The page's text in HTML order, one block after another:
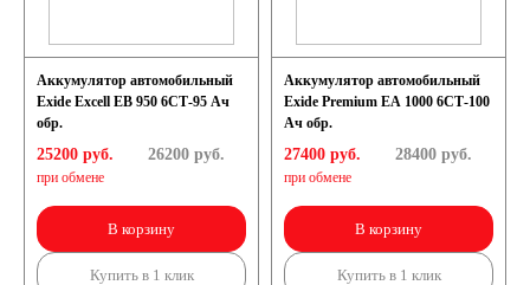
коляски
Газонокосилки
Пуско-зарядные
Аккумулятор автомобильный
Exide Excell EB 950 6СТ-95 Ач
обр.
25200 руб.
при обмене
26200руб.
В корзину
Купить в 1 клик
Аккумулятор автомобильный
Exide Premium EA 1000 6СТ-100
Ач обр.
27400 руб.
при обмене
28400руб.
В корзину
Купить в 1 клик